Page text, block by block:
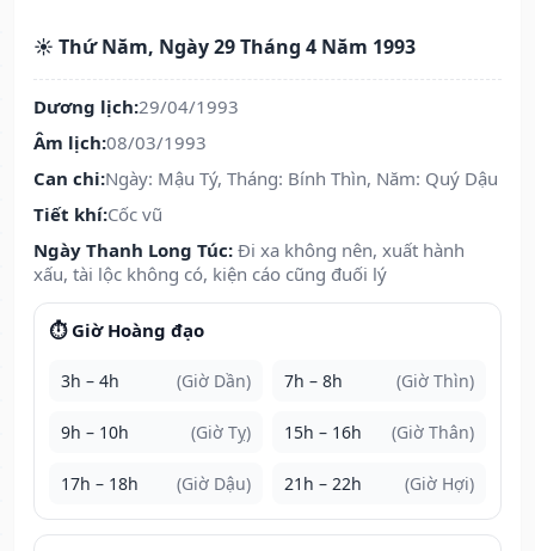
☀️ Thứ Năm, Ngày 29 Tháng 4 Năm 1993
Dương lịch:29/04/1993
Âm lịch:08/03/1993
Can chi:Ngày: Mậu Tý, Tháng: Bính Thìn, Năm: Quý Dậu
Tiết khí:Cốc vũ
Ngày Thanh Long Túc: Đi xa không nên, xuất hành
xấu, tài lộc không có, kiện cáo cũng đuối lý
⏱️ Giờ Hoàng đạo
3h – 4h (Giờ Dần) 7h – 8h (Giờ Thìn)
9h – 10h (Giờ Tỵ) 15h – 16h (Giờ Thân)
17h – 18h (Giờ Dậu) 21h – 22h (Giờ Hợi)